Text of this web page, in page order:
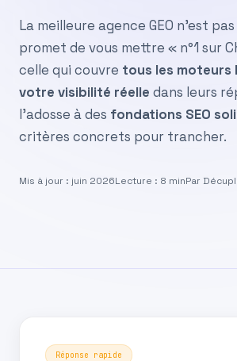
La meilleure agence GEO n’est
promet de vous mettre « n°1 sur
celle qui couvre tous les moteurs
votre visibilité réelle dans leurs
l’adosse à des fondations SEO
critères concrets pour trancher.
Mis à jour : juin 2026Lecture : 8 minPar
Réponse rapide